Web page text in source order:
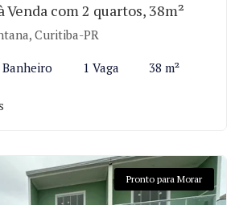
com 2 quartos, 38m²
Curitiba-PR
Banheiro 1 Vaga 38 m²
Pronto para Morar